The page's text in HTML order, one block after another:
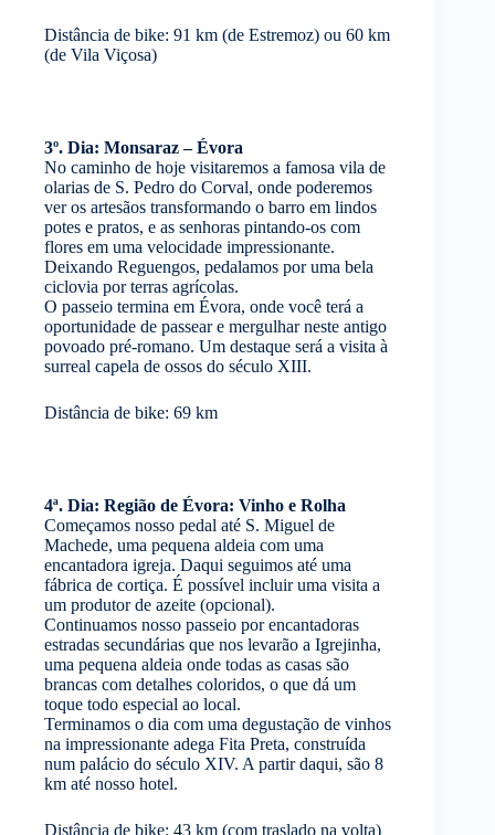
Distância de bike: 91 km (de Estremoz) ou 60 km
(de Vila Viçosa)
3º. Dia: Monsaraz – Évora
No caminho de hoje visitaremos a famosa vila de
olarias de S. Pedro do Corval, onde poderemos
ver os artesãos transformando o barro em lindos
potes e pratos, e as senhoras pintando-os com
flores em uma velocidade impressionante.
Deixando Reguengos, pedalamos por uma bela
ciclovia por terras agrícolas.
O passeio termina em Évora, onde você terá a
oportunidade de passear e mergulhar neste antigo
povoado pré-romano. Um destaque será a visita à
surreal capela de ossos do século XIII.
Distância de bike: 69 km
4ª. Dia: Região de Évora: Vinho e Rolha
Começamos nosso pedal até S. Miguel de
Machede, uma pequena aldeia com uma
encantadora igreja. Daqui seguimos até uma
fábrica de cortiça. É possível incluir uma visita a
um produtor de azeite (opcional).
Continuamos nosso passeio por encantadoras
estradas secundárias que nos levarão a Igrejinha,
uma pequena aldeia onde todas as casas são
brancas com detalhes coloridos, o que dá um
toque todo especial ao local.
Terminamos o dia com uma degustação de vinhos
na impressionante adega Fita Preta, construída
num palácio do século XIV. A partir daqui, são 8
km até nosso hotel.
Distância de bike: 43 km (com traslado na volta)